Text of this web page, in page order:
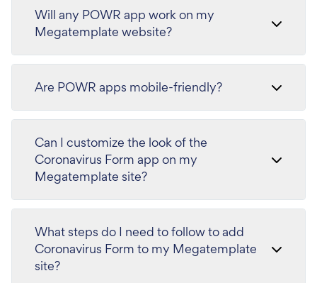
Will any POWR app work on my
Megatemplate website?
Are POWR apps mobile-friendly?
Can I customize the look of the
Coronavirus Form app on my
Megatemplate site?
What steps do I need to follow to add
Coronavirus Form to my Megatemplate
site?